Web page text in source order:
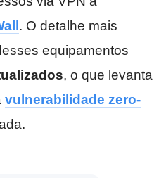
. O detalhe mais
equipamentos
, o que levanta
vulnerabilidade zero-